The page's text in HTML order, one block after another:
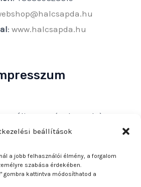
beállítások
a jobb felhasználói élmény, a forgalom
szabása érdekében.
gombra kattintva módosíthatod a
: www.halcsapda.hu
Bálint E. V. (Halcsapda)
: 2890 Tata, Nyárfa u. 7.
: HU90921379
OTP Bank 11740047-27102600